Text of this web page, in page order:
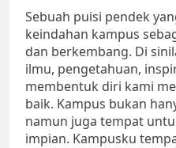
Sebuah puisi pendek
keindahan kampus
dan berkembang. Di
ilmu, pengetahuan,
membentuk diri kami
baik. Kampus bukan
namun juga tempat
impian. Kampusku